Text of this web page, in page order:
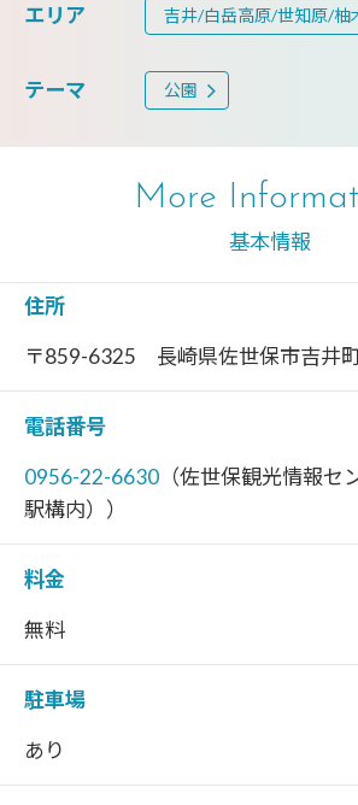
エリア 吉井/白岳高原/世知原/柚
テーマ 公園
More
基本情報
住所
〒859-6325 長崎県佐世保市吉井
電話番号
0956-22-6630 （佐世保観光情報セ
駅構内））
料金
無料
駐車場
あり